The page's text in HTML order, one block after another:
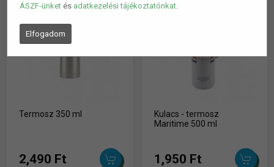
ÁSZF-ünket és adatkezelési tájékoztatónkat.
Elfogadom
Termosz 350 ml
2,490 Ft
Kulacs - termosz
Maritime 500 ml
1,950 Ft